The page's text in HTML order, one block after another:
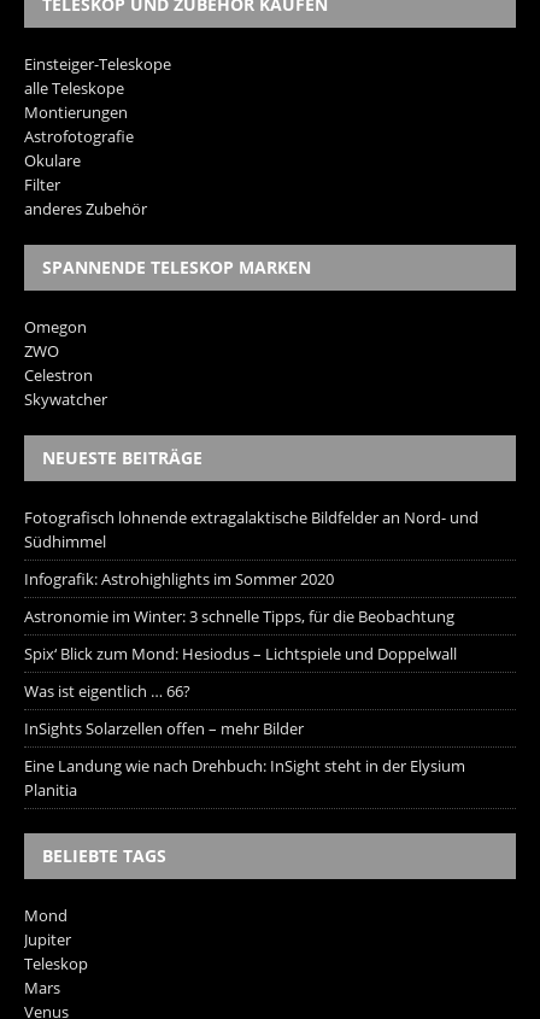
Einsteiger-Teleskope
alle Teleskope
Montierungen
Astrofotografie
Okulare
Filter
anderes Zubehör
SPANNENDE TELESKOP MARKEN
Omegon
ZWO
Celestron
Skywatcher
NEUESTE BEITRÄGE
Fotografisch lohnende extragalaktische Bildfelder an Nord- und
Südhimmel
Infografik: Astrohighlights im Sommer 2020
Astronomie im Winter: 3 schnelle Tipps, für die Beobachtung
Spix‘ Blick zum Mond: Hesiodus – Lichtspiele und Doppelwall
Was ist eigentlich … 66?
InSights Solarzellen offen – mehr Bilder
Eine Landung wie nach Drehbuch: InSight steht in der Elysium
Planitia
BELIEBTE TAGS
Mond
Jupiter
Teleskop
Mars
Venus